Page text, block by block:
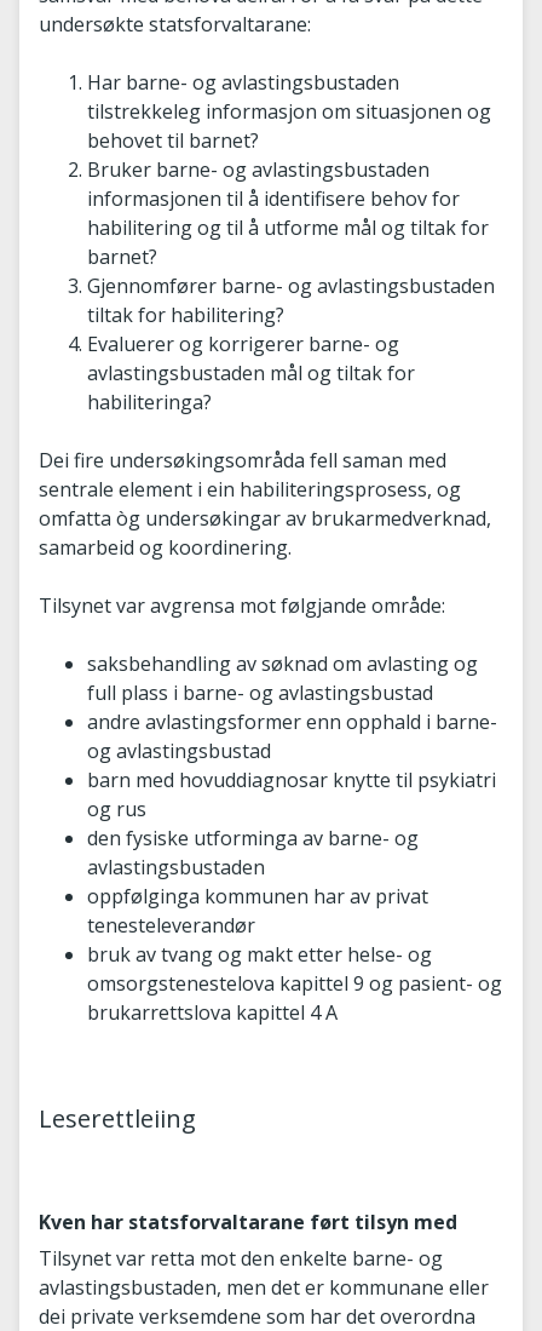
undersøkte statsforvaltarane:
Har barne- og avlastingsbustaden
tilstrekkeleg informasjon om situasjonen og
behovet til barnet?
Bruker barne- og avlastingsbustaden
informasjonen til å identifisere behov for
habilitering og til å utforme mål og tiltak for
barnet?
Gjennomfører barne- og avlastingsbustaden
tiltak for habilitering?
Evaluerer og korrigerer barne- og
avlastingsbustaden mål og tiltak for
habiliteringa?
Dei fire undersøkingsområda fell saman med
sentrale element i ein habiliteringsprosess, og
omfatta òg undersøkingar av brukarmedverknad,
samarbeid og koordinering.
Tilsynet var avgrensa mot følgjande område:
saksbehandling av søknad om avlasting og
full plass i barne- og avlastingsbustad
andre avlastingsformer enn opphald i barne-
og avlastingsbustad
barn med hovuddiagnosar knytte til psykiatri
og rus
den fysiske utforminga av barne- og
avlastingsbustaden
oppfølginga kommunen har av privat
tenesteleverandør
bruk av tvang og makt etter helse- og
omsorgstenestelova kapittel 9 og pasient- og
brukarrettslova kapittel 4 A
Leserettleiing
Kven har statsforvaltarane ført tilsyn med
Tilsynet var retta mot den enkelte barne- og
avlastingsbustaden, men det er kommunane eller
dei private verksemdene som har det overordna